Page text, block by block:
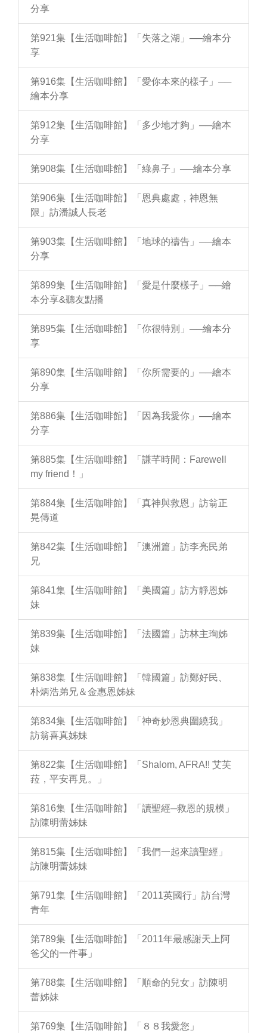
分享
第921集【生活咖啡館】「失落之湖」──繪本分
享
第916集【生活咖啡館】「愛你本來的樣子」──
繪本分享
第912集【生活咖啡館】「多少地才夠」──繪本
分享
第908集【生活咖啡館】「綠鼻子」──繪本分享
第906集【生活咖啡館】「恩典處處，神恩無
限」訪潘誠人長老
第903集【生活咖啡館】「地球的禱告」──繪本
分享
第899集【生活咖啡館】「愛是什麼樣子」──繪
本分享&聽友點播
第895集【生活咖啡館】「你很特別」──繪本分
享
第890集【生活咖啡館】「你所需要的」──繪本
分享
第886集【生活咖啡館】「因為我愛你」──繪本
分享
第885集【生活咖啡館】「謙芊時間：Farewell
my friend！」
第884集【生活咖啡館】「真神與救恩」訪翁正
晃傳道
第842集【生活咖啡館】「澳洲篇」訪李亮民弟
兄
第841集【生活咖啡館】「美國篇」訪方靜恩姊
妹
第839集【生活咖啡館】「法國篇」訪林主珣姊
妹
第838集【生活咖啡館】「韓國篇」訪鄭好民、
朴炳浩弟兄＆金惠恩姊妹
第834集【生活咖啡館】「神奇妙恩典圍繞我」
訪翁喜真姊妹
第822集【生活咖啡館】「Shalom, AFRA!! 艾芙
菈，平安再見。」
第816集【生活咖啡館】「讀聖經─救恩的規模」
訪陳明蕾姊妹
第815集【生活咖啡館】「我們一起來讀聖經」
訪陳明蕾姊妹
第791集【生活咖啡館】「2011英國行」訪台灣
青年
第789集【生活咖啡館】「2011年最感謝天上阿
爸父的一件事」
第788集【生活咖啡館】「順命的兒女」訪陳明
蕾姊妹
第769集【生活咖啡館】「８８我愛您」